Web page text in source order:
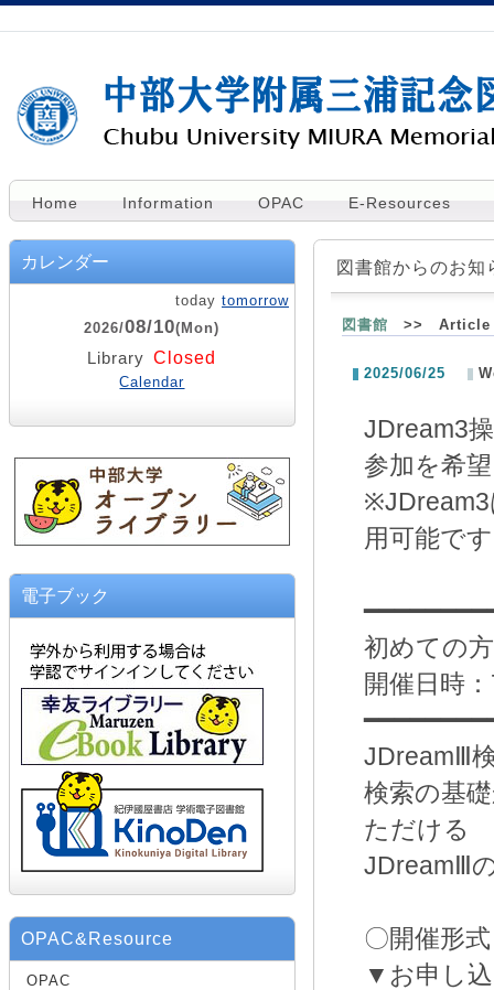
Home Information OPAC E-Resources
カレンダー
today tomorrow
2026/08/10(Mon)
Library Closed
Calendar
電子ブック
OPAC&Resource
OPAC
図書館からのお知
図書館 >> Article
2025/06/25
JDream3
参加を希
※JDream3
用可能で
初めての
開催日時
JDreamⅢ
検索の基
ただける
JDreamⅢ
〇開催形
▼お申し